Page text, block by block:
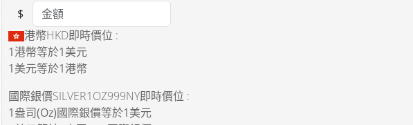
Amount
$
港幣HKD即時價位 :
1港幣等於1美元
1美元等於1港幣
國際銀價SILVER1OZ999NY即時價位 :
1盎司(Oz)國際銀價等於1美元